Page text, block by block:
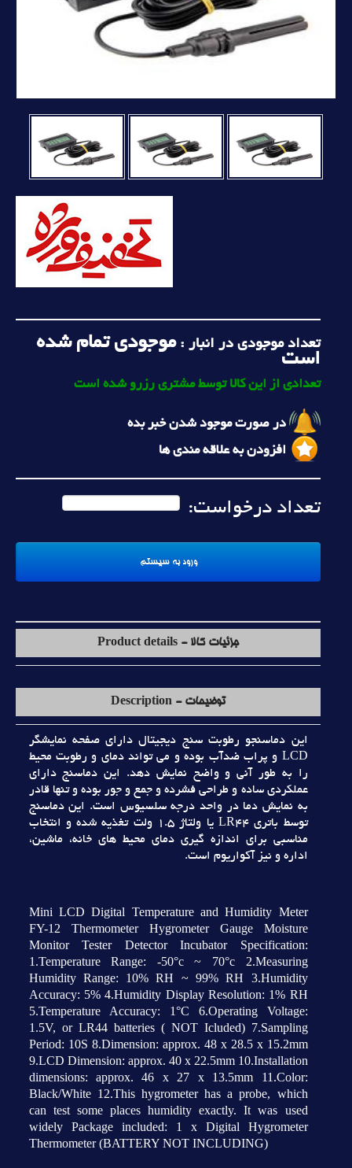
تعداد موجودی در انبار :موجودی تمام شده
است
تعدادی از این کالا توسط مشتری رزرو شده است
در صورت موجود شدن خبر بده
افزودن به علاقه مندی ها
تعداد درخواست:
جزئیات کالا - Product details
توضیحات - Description
اين دماسنجو رطوبت سنج ديجيتال داراي صفحه نمايشگر
LCD و پراب ضدآب بوده و مي تواند دماي و رطوبت محيط
را به طور آني و واضح نمايش دهد. اين دماسنج داراي
عملکردي ساده و طراحي فشرده و جمع و جور بوده و تنها قادر
به نمايش دما در واحد درجه سلسيوس است. اين دماسنج
توسط باتري LR44 يا ولتاژ 1.5 ولت تغذيه شده و انتخاب
مناسبي براي اندازه گيري دماي محيط هاي خانه، ماشين،
اداره و نيز آکواريوم است.
Mini LCD Digital Temperature and Humidity Meter
FY-12 Thermometer Hygrometer Gauge Moisture
Monitor Tester Detector Incubator Specification:
1.Temperature Range: -50°c ~ 70°c 2.Measuring
Humidity Range: 10% RH ~ 99% RH 3.Humidity
Accuracy: 5% 4.Humidity Display Resolution: 1% RH
5.Temperature Accuracy: 1°C 6.Operating Voltage:
1.5V, or LR44 batteries ( NOT Icluded) 7.Sampling
Period: 10S 8.Dimension: approx. 48 x 28.5 x 15.2mm
9.LCD Dimension: approx. 40 x 22.5mm 10.Installation
dimensions: approx. 46 x 27 x 13.5mm 11.Color:
Black/White 12.This hygrometer has a probe, which
can test some places humidity exactly. It was used
widely Package included: 1 x Digital Hygrometer
Thermometer (BATTERY NOT INCLUDING)